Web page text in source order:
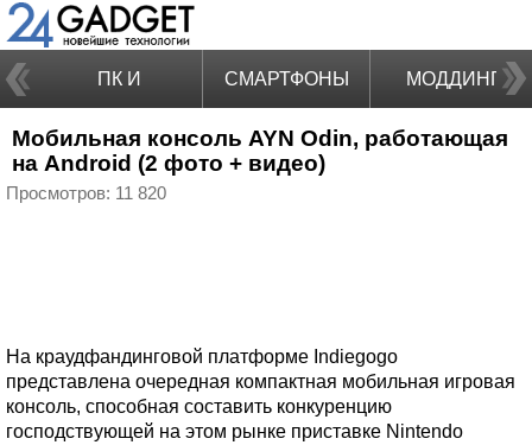
ПК И
НОУТБУКИ
СМАРТФОНЫ МОДДИНГ
Мобильная консоль AYN Odin, работающая
на Android (2 фото + видео)
Просмотров: 11 820
На краудфандинговой платформе Indiegogo
представлена очередная компактная мобильная игровая
консоль, способная составить конкуренцию
господствующей на этом рынке приставке Nintendo